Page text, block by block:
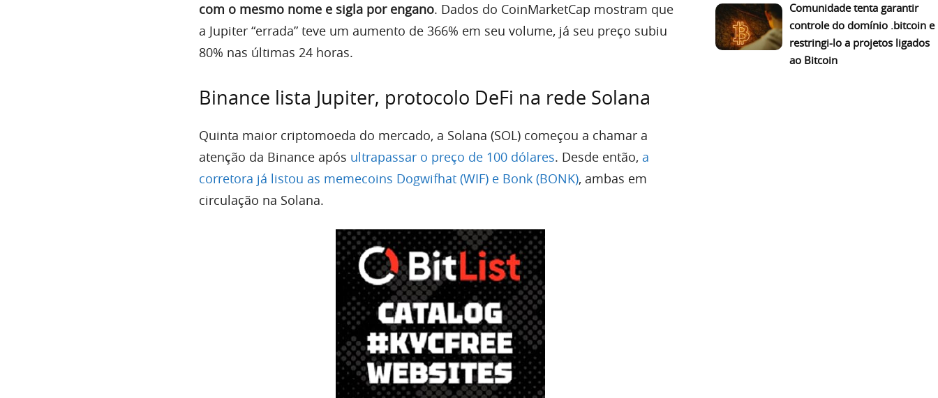
com o mesmo nome e sigla por engano. Dados do CoinMarketCap mostram que
a Jupiter “errada” teve um aumento de 366% em seu volume, já seu preço subiu
80% nas últimas 24 horas.
Binance lista Jupiter, protocolo DeFi na rede Solana
Quinta maior criptomoeda do mercado, a Solana (SOL) começou a chamar a
atenção da Binance após ultrapassar o preço de 100 dólares. Desde então, a
corretora já listou as memecoins Dogwifhat (WIF) e Bonk (BONK), ambas em
circulação na Solana.
Comunidade tenta garantir
controle do domínio .bitcoin e
restringi-lo a projetos ligados
ao Bitcoin